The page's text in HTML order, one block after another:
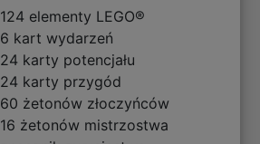
124 elementy LEGO®️
6 kart wydarzeń
24 karty potencjału
24 karty przygód
60 żetonów złoczyńców
16 żetonów mistrzostwa